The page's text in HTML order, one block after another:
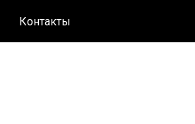
Контакты